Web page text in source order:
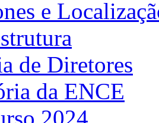
e
de Diretores
da ENCE
2024